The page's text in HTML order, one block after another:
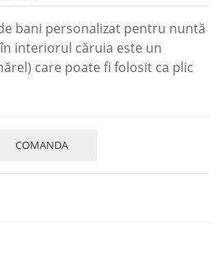
bani personalizat pentru nuntă
interiorul căruia este un
care poate fi folosit ca plic
COMANDA